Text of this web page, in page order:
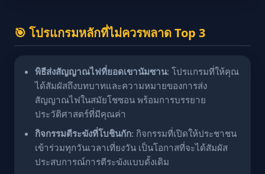
🎯 โปรแกรมหลักที่ไม่ควรพลาด Top 3
พิธีส่งสัญญาณไฟที่ยอดเขานัมซาน: โปรแกรมที่ให้คุณ
ได้สัมผัสถึงบทบาทและความหมายของการส่ง
สัญญาณไฟในสมัยโชซอน พร้อมการบรรยาย
ประวัติศาสตร์ที่มีคุณค่า
กิจกรรมตีระฆังที่โบชินกัก: กิจกรรมที่เปิดให้ประชาชน
เข้าร่วมทุกวันเวลาเที่ยงวัน เป็นโอกาสที่จะได้สัมผัส
ประสบการณ์การตีระฆังแบบดั้งเดิม